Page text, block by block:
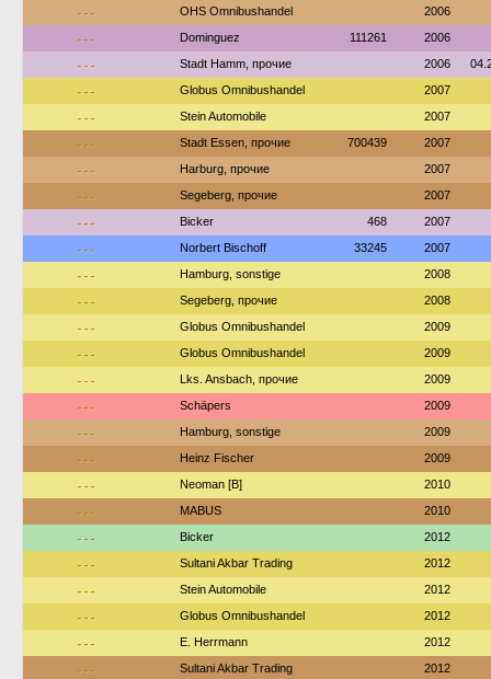
--- OHS Omnibushandel 2006
--- Dominguez 111261 2006
--- Stadt Hamm, прочие 2006
--- Globus Omnibushandel 2007
--- Stein Automobile 2007
--- Stadt Essen, прочие 700439 2007
--- Harburg, прочие 2007
--- Segeberg, прочие 2007
--- Bicker 468 2007
--- Norbert Bischoff 33245 2007
--- Hamburg, sonstige 2008
--- Segeberg, прочие 2008
--- Globus Omnibushandel 2009
--- Globus Omnibushandel 2009
--- Lks. Ansbach, прочие 2009
--- Schäpers 2009
--- Hamburg, sonstige 2009
--- Heinz Fischer 2009
--- Neoman [B] 2010
--- MABUS 2010
--- Bicker 2012
--- Sultani Akbar Trading 2012
--- Stein Automobile 2012
--- Globus Omnibushandel 2012
--- E. Herrmann 2012
--- Sultani Akbar Trading 2012